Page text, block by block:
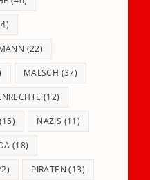
(22)
MALSCH (37)
(12)
(15) NAZIS (11)
(18)
PIRATEN (13)